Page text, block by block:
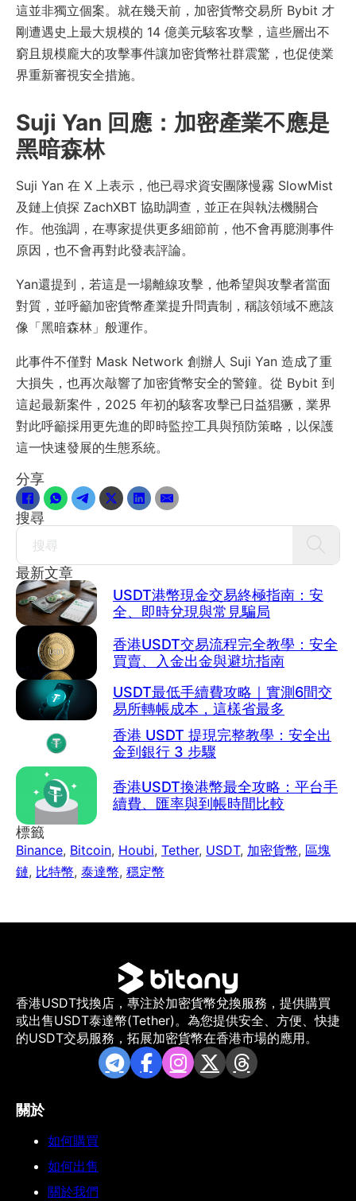
這並非獨立個案。就在幾天前，加密貨幣交易所 Bybit 才
剛遭遇史上最大規模的 14 億美元駭客攻擊，這些層出不
窮且規模龐大的攻擊事件讓加密貨幣社群震驚，也促使業
界重新審視安全措施。
Suji Yan 回應：加密產業不應是
黑暗森林
Suji Yan 在 X 上表示，他已尋求資安團隊慢霧 SlowMist
及鏈上偵探 ZachXBT 協助調查，並正在與執法機關合
作。他強調，在專家提供更多細節前，他不會再臆測事件
原因，也不會再對此發表評論。
Yan還提到，若這是一場離線攻擊，他希望與攻擊者當面
對質，並呼籲加密貨幣產業提升問責制，稱該領域不應該
像「黑暗森林」般運作。
此事件不僅對 Mask Network 創辦人 Suji Yan 造成了重
大損失，也再次敲響了加密貨幣安全的警鐘。從 Bybit 到
這起最新案件，2025 年初的駭客攻擊已日益猖獗，業界
對此呼籲採用更先進的即時監控工具與預防策略，以保護
這一快速發展的生態系統。
分享
搜尋
Search
最新文章
USDT港幣現金交易終極指南：安
全、即時兌現與常見騙局
香港USDT交易流程完全教學：安全
買賣、入金出金與避坑指南
USDT最低手續費攻略｜實測6間交
易所轉帳成本，這樣省最多
香港 USDT 提現完整教學：安全出
金到銀行 3 步驟
香港USDT換港幣最全攻略：平台手
續費、匯率與到帳時間比較
標籤
Binance, Bitcoin, Houbi, Tether, USDT, 加密貨幣, 區塊
鏈, 比特幣, 泰達幣, 穩定幣
香港USDT找換店，專注於加密貨幣兌換服務，提供購買
或出售USDT泰達幣(Tether)。為您提供安全、方便、快捷
的USDT交易服務，拓展加密貨幣在香港市場的應用。
關於
如何購買
如何出售
關於我們